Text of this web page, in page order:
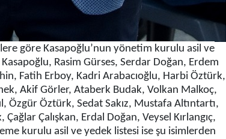
göre Kasapoğlu’nun yönetim kurulu asil ve
Rasim Gürses, Serdar Doğan, Erdem
Fatih Erboy, Kadri Arabacıoğlu, Harbi Öztürk,
Akif Görler, Ataberk Budak, Volkan Malkoç,
Öztürk, Sedat Sakız, Mustafa Altıntartı,
Çalışkan, Erdal Doğan, Veysel Kırlangıç,
kurulu asil ve yedek listesi ise şu isimlerden